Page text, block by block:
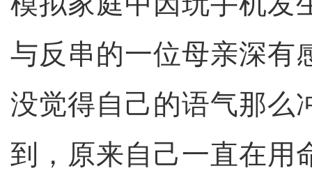
与反串的一位母亲深有
没觉得自己的语气那么
到，原来自己一直在用